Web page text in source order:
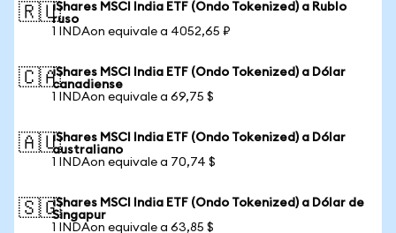
🇷🇺iShares MSCI India ETF (Ondo Tokenized) a Rublo
ruso
1 INDAon equivale a 4052,65 ₽
🇨🇦iShares MSCI India ETF (Ondo Tokenized) a Dólar
canadiense
1 INDAon equivale a 69,75 $
🇦🇺iShares MSCI India ETF (Ondo Tokenized) a Dólar
australiano
1 INDAon equivale a 70,74 $
🇸🇬iShares MSCI India ETF (Ondo Tokenized) a Dólar de
Singapur
1 INDAon equivale a 63,85 $